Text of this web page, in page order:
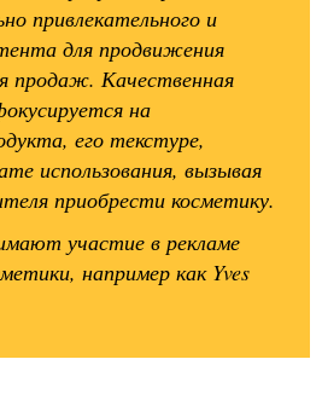
привлекательного и
для продвижения
продаж. Качественная
на
его текстуре,
использования, вызывая
приобрести косметику.
участие в рекламе
например как Yves